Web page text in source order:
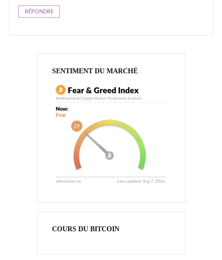
RÉPONDRE
SENTIMENT DU MARCHÉ
COURS DU BITCOIN